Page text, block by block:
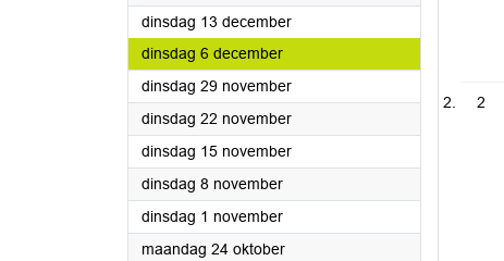
dinsdag 13 december2022
dinsdag 6 december2022
dinsdag 29 november2022
dinsdag 22 november2022
dinsdag 15 november2022
dinsdag 8 november2022
dinsdag 1 november2022
maandag 24 oktober2022
2